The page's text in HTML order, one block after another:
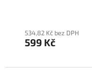
534,82 Kč bez DPH
599 Kč